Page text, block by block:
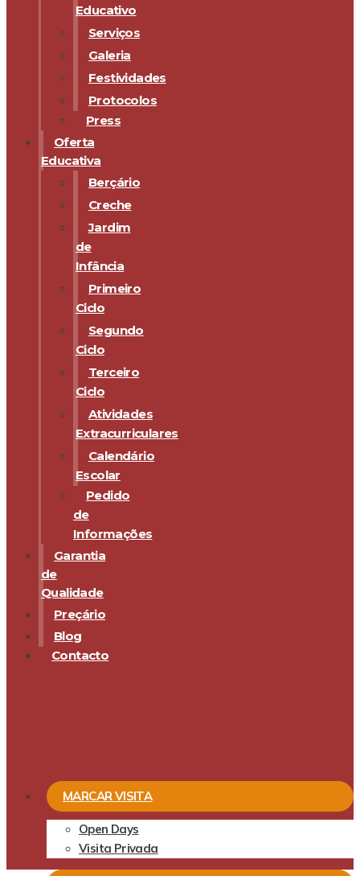
Educativo
Serviços
Galeria
Festividades
Protocolos
Press
Oferta
Educativa
Berçário
Creche
Jardim
de
Infância
Primeiro
Ciclo
Segundo
Ciclo
Terceiro
Ciclo
Atividades
Extracurriculares
Calendário
Escolar
Pedido
de
Informações
Garantia
de
Qualidade
Preçário
Blog
Contacto
MARCAR VISITA
Open Days
Visita Privada